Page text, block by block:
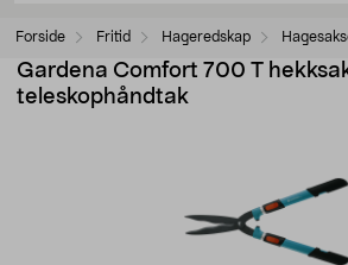
Forside Fritid Hageredskap
Gardena Comfort 700 T
teleskophåndtak